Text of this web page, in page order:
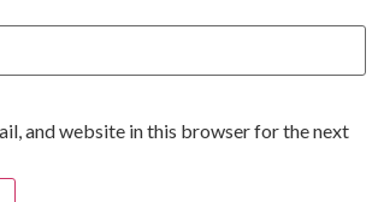
and website in this browser for the next